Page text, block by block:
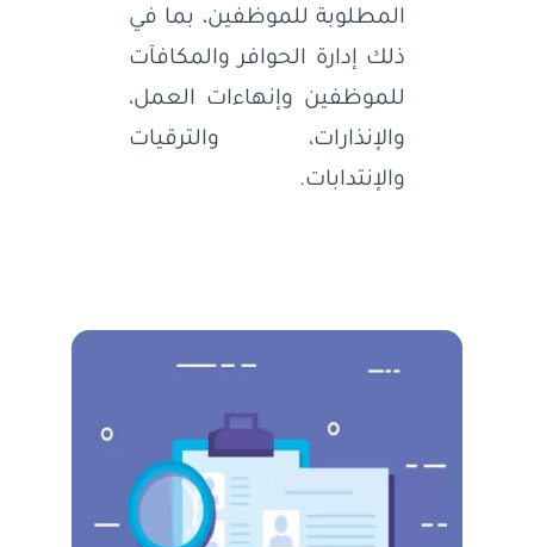
المطلوبة للموظفين، بما في
ذلك إدارة الحوافر والمكافآت
للموظفين وإنهاءات العمل،
والإنذارات، والترقيات
والإنتدابات.